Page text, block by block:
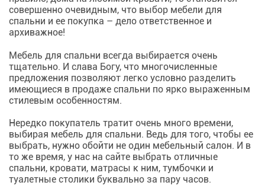
совершенно очевидным, что выбор мебели для
спальни и ее покупка – дело ответственное и
архиважное!
Мебель для спальни всегда выбирается очень
тщательно. И слава Богу, что многочисленные
предложения позволяют легко условно разделить
имеющиеся в продаже спальни по ярко выраженным
стилевым особенностям.
Нередко покупатель тратит очень много времени,
выбирая мебель для спальни. Ведь для того, чтобы ее
выбрать, нужно обойти не один мебельный салон. И в
то же время, у нас на сайте выбрать отличные
спальни, кровати, матрасы к ним, тумбочки и
туалетные столики буквально за пару часов.